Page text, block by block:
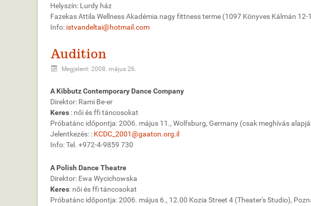
Helyszín: Lurdy ház
Fazekas Attila Wellness Akadémia nagy fittness terme (1097 Könyves Kálmán 12-
Info: istvandeltai@hotmail.com
Audition
Megjelent: 2008. május 26.
A Kibbutz Contemporary Dance Company
Direktor: Rami Be-er
Keres : női és ffi táncosokat
Próbatánc időpontja: 2006. május 11., Wolfsburg, Germany (csak meghívás
Jelentkezés: : KCDC_2001@gaaton.org.il
Info: Tel. +972-4-9859 730
A Polish Dance Theatre
Direktor: Ewa Wycichowska
Keres: női és ffi táncosokat
Próbatánc időpontja: 2006. május 6., 12.00 Kozia Street 4 (Theater's Studio),